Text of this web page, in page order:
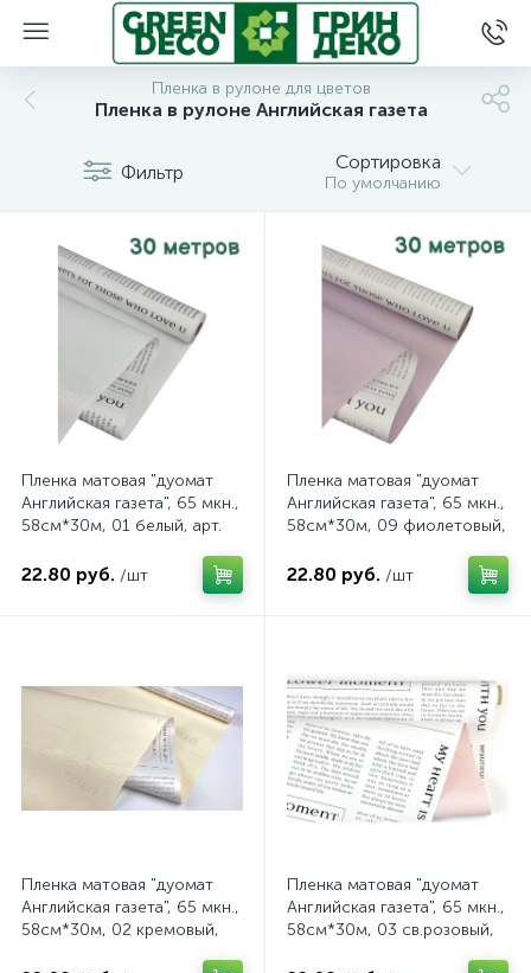
Пленка в рулоне для цветов
Пленка в рулоне Английская газета
Фильтр Сортировка
По умолчанию
Пленка матовая "дуомат
Английская газета", 65 мкн.,
58см*30м, 01 белый, арт.
22.80 руб. /шт
Пленка матовая "дуомат
Английская газета", 65 мкн.,
58см*30м, 09 фиолетовый,
22.80 руб. /шт
Пленка матовая "дуомат
Английская газета", 65 мкн.,
58см*30м, 02 кремовый,
Пленка матовая "дуомат
Английская газета", 65 мкн.,
58см*30м, 03 св.розовый,